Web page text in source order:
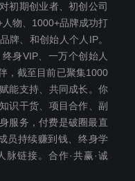
初期创业者、初创公司
物、1000+品牌成功打
牌、和创始人个人IP。
身VIP、一万个创始人
，截至目前已聚集1000
能支持、共同成长。你
识干货、项目合作、副
服务，付费是破圈最‬直
员持续赚到钱、终身学
脉链接。合作·共赢·诚